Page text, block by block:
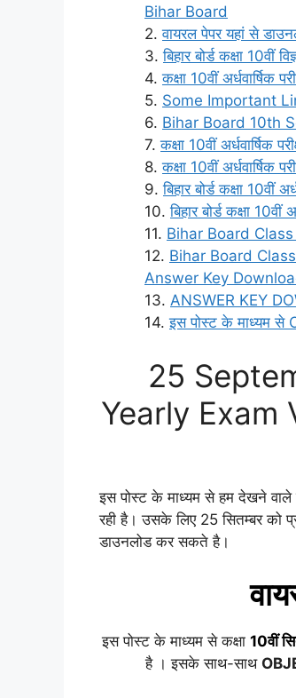
Bihar Board
वायरल पेपर यहां से
बिहार बोर्ड कक्षा 10वीं
कक्षा 10वीं अर्धवार्षिक
Some Important
Bihar Board 10th
कक्षा 10वीं अर्धवार्षिक
कक्षा 10वीं अर्धवार्षिक
बिहार बोर्ड कक्षा 10वीं
बिहार बोर्ड कक्षा 10वीं
Bihar Board
Bihar Board
Answer Key
ANSWER KEY
इस पोस्ट के माध्यम से
25
Yearly Exam
इस पोस्ट के माध्यम से हम देखने वाले है
रही है। उसके लिए 25 सितम्बर को
डाउनलोड कर सकते है।
इस पोस्ट के माध्यम से कक्षा 10वीं
है । इसके साथ-साथ